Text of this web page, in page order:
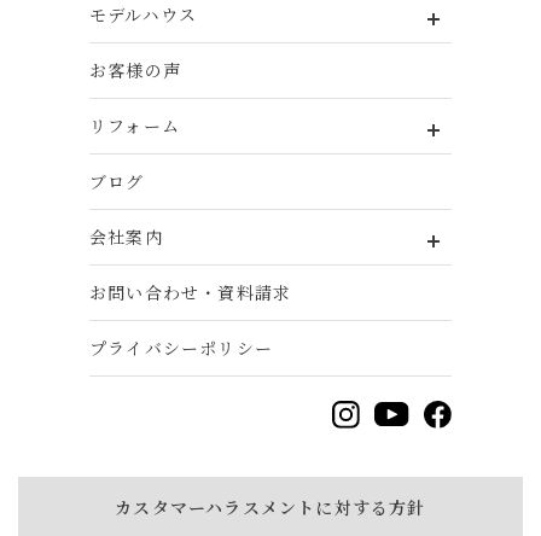
モデルハウス
お客様の声
リフォーム
ブログ
会社案内
お問い合わせ・資料請求
プライバシーポリシー
カスタマーハラスメントに対する方針